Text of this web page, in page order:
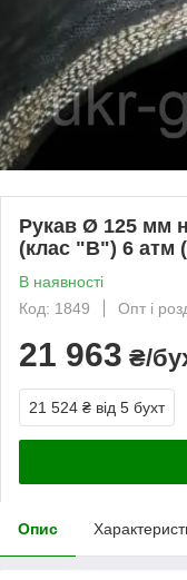
Рукав Ø 125 мм
(клас "В") 6 атм
В наявності
Код: 1849
Опт і
21 963 ₴/
21 524 ₴ від 5 бухт
Опис